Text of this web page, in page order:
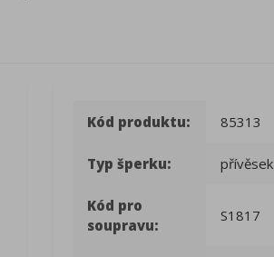
Kód produktu: 85313
Typ šperku: přívěsek
Kód pro
soupravu:
S1817